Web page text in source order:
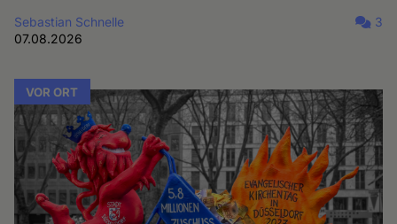
Sebastian Schnelle
07.08.2026
3
VOR ORT